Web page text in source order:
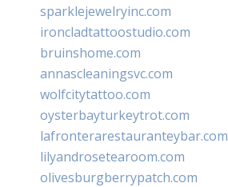
sparklejewelryinc.com
ironcladtattoostudio.com
bruinshome.com
annascleaningsvc.com
wolfcitytattoo.com
oysterbayturkeytrot.com
lafronterarestauranteybar.com
lilyandrosetearoom.com
olivesburgberrypatch.com